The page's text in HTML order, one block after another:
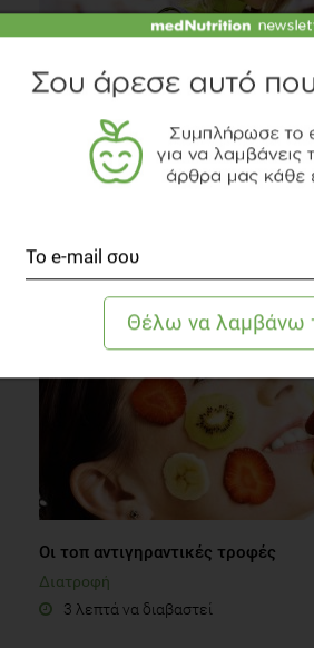
Πίσω από ένα όμορφο
1 λεπτό να διαβαστεί
Οι τοπ αντιγηραντικές τροφές
Διατροφή
3 λεπτά να διαβαστεί